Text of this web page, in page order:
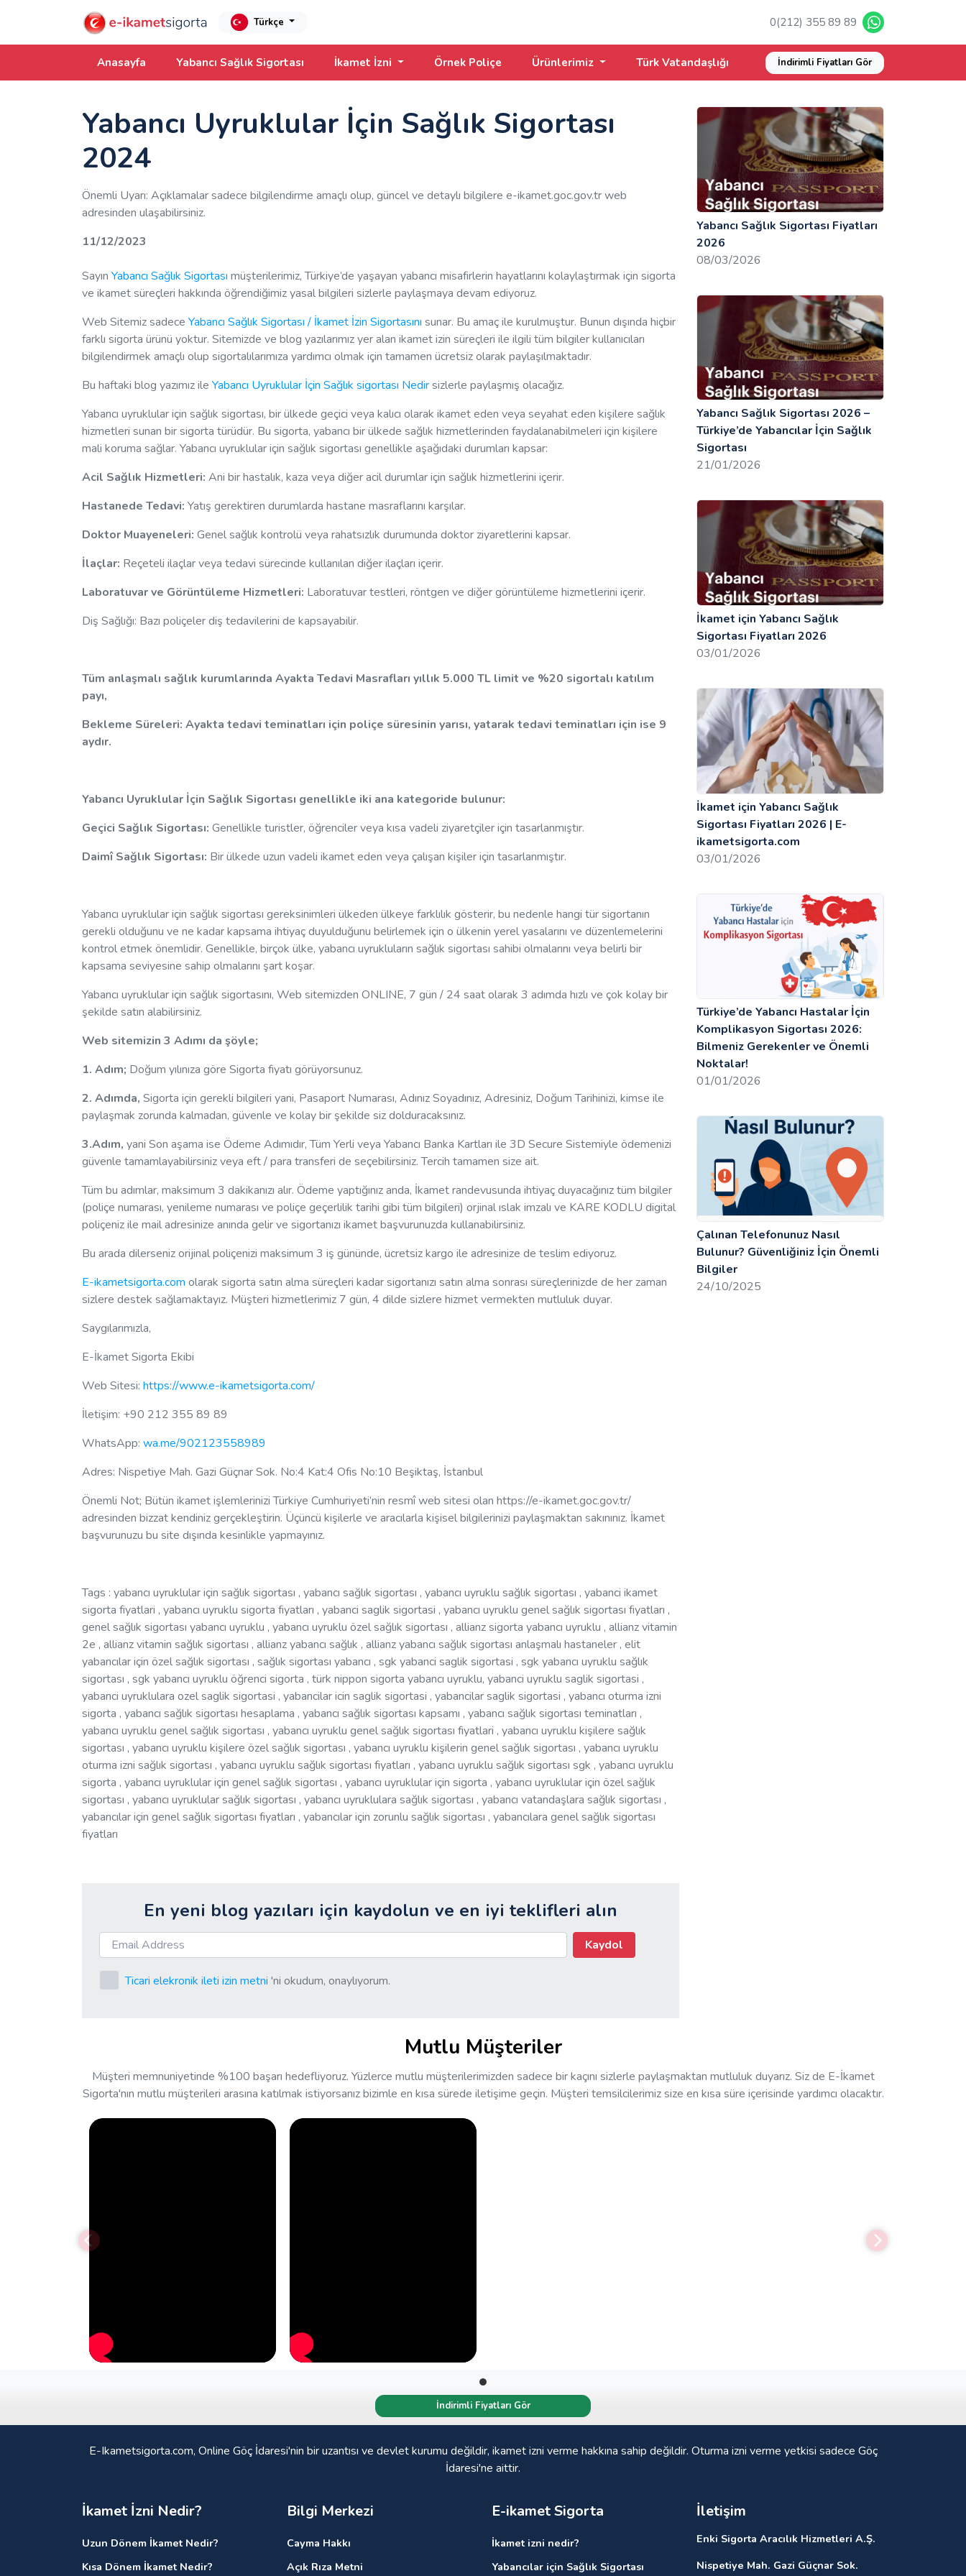
Türkçe 0(212) 355 89 89
Anasayfa Yabancı Sağlık Sigortası İkamet İzni Örnek Poliçe Ürünlerimiz Türk Vatandaşlığı İndirimli Fiyatları Gör
Yabancı Uyruklular İçin Sağlık Sigortası
2024
Önemli Uyarı: Açıklamalar sadece bilgilendirme amaçlı olup, güncel ve detaylı bilgilere e-ikamet.goc.gov.tr web
adresinden ulaşabilirsiniz.
11/12/2023
Sayın Yabancı Sağlık Sigortası müşterilerimiz, Türkiye’de yaşayan yabancı misafirlerin hayatlarını kolaylaştırmak için sigorta
ve ikamet süreçleri hakkında öğrendiğimiz yasal bilgileri sizlerle paylaşmaya devam ediyoruz.
Web Sitemiz sadece Yabancı Sağlık Sigortası / İkamet İzin Sigortasını sunar. Bu amaç ile kurulmuştur. Bunun dışında hiçbir
farklı sigorta ürünü yoktur. Sitemizde ve blog yazılarımız yer alan ikamet izin süreçleri ile ilgili tüm bilgiler kullanıcıları
bilgilendirmek amaçlı olup sigortalılarımıza yardımcı olmak için tamamen ücretsiz olarak paylaşılmaktadır.
Bu haftaki blog yazımız ile Yabancı Uyruklular İçin Sağlık sigortası Nedirsizlerle paylaşmış olacağız.
Yabancı uyruklular için sağlık sigortası, bir ülkede geçici veya kalıcı olarak ikamet eden veya seyahat eden kişilere sağlık
hizmetleri sunan bir sigorta türüdür. Bu sigorta, yabancı bir ülkede sağlık hizmetlerinden faydalanabilmeleri için kişilere
mali koruma sağlar. Yabancı uyruklular için sağlık sigortası genellikle aşağıdaki durumları kapsar:
Acil Sağlık Hizmetleri: Ani bir hastalık, kaza veya diğer acil durumlar için sağlık hizmetlerini içerir.
Hastanede Tedavi: Yatış gerektiren durumlarda hastane masraflarını karşılar.
Doktor Muayeneleri: Genel sağlık kontrolü veya rahatsızlık durumunda doktor ziyaretlerini kapsar.
İlaçlar: Reçeteli ilaçlar veya tedavi sürecinde kullanılan diğer ilaçları içerir.
Laboratuvar ve Görüntüleme Hizmetleri: Laboratuvar testleri, röntgen ve diğer görüntüleme hizmetlerini içerir.
Diş Sağlığı: Bazı poliçeler diş tedavilerini de kapsayabilir.
Tüm anlaşmalı sağlık kurumlarında Ayakta Tedavi Masrafları yıllık 5.000 TL limit ve %20 sigortalı katılım
payı,
Bekleme Süreleri: Ayakta tedavi teminatları için poliçe süresinin yarısı, yatarak tedavi teminatları için ise 9
aydır.
Yabancı Uyruklular İçin Sağlık Sigortası genellikle iki ana kategoride bulunur:
Geçici Sağlık Sigortası: Genellikle turistler, öğrenciler veya kısa vadeli ziyaretçiler için tasarlanmıştır.
Daimî Sağlık Sigortası: Bir ülkede uzun vadeli ikamet eden veya çalışan kişiler için tasarlanmıştır.
Yabancı uyruklular için sağlık sigortası gereksinimleri ülkeden ülkeye farklılık gösterir, bu nedenle hangi tür sigortanın
gerekli olduğunu ve ne kadar kapsama ihtiyaç duyulduğunu belirlemek için o ülkenin yerel yasalarını ve düzenlemelerini
kontrol etmek önemlidir. Genellikle, birçok ülke, yabancı uyrukluların sağlık sigortası sahibi olmalarını veya belirli bir
kapsama seviyesine sahip olmalarını şart koşar.
Yabancı uyruklular için sağlık sigortasını, Web sitemizden ONLINE, 7 gün / 24 saat olarak 3 adımda hızlı ve çok kolay bir
şekilde satın alabilirsiniz.
Web sitemizin 3 Adımı da şöyle;
1. Adım; Doğum yılınıza göre Sigorta fiyatı görüyorsunuz.
2. Adımda, Sigorta için gerekli bilgileri yani, Pasaport Numarası, Adınız Soyadınız, Adresiniz, Doğum Tarihinizi, kimse ile
paylaşmak zorunda kalmadan, güvenle ve kolay bir şekilde siz dolduracaksınız.
3.Adım, yani Son aşama ise Ödeme Adımıdır, Tüm Yerli veya Yabancı Banka Kartları ile 3D Secure Sistemiyle ödemenizi
güvenle tamamlayabilirsiniz veya eft / para transferi de seçebilirsiniz. Tercih tamamen size ait.
Tüm bu adımlar, maksimum 3 dakikanızı alır. Ödeme yaptığınız anda, İkamet randevusunda ihtiyaç duyacağınız tüm bilgiler
(poliçe numarası, yenileme numarası ve poliçe geçerlilik tarihi gibi tüm bilgileri) orjinal ıslak imzalı ve KARE KODLU digital
poliçeniz ile mail adresinize anında gelir ve sigortanızı ikamet başvurunuzda kullanabilirsiniz.
Bu arada dilerseniz orijinal poliçenizi maksimum 3 iş gününde, ücretsiz kargo ile adresinize de teslim ediyoruz.
E-ikametsigorta.com olarak sigorta satın alma süreçleri kadar sigortanızı satın alma sonrası süreçlerinizde de her zaman
sizlere destek sağlamaktayız. Müşteri hizmetlerimiz 7 gün, 4 dilde sizlere hizmet vermekten mutluluk duyar.
Saygılarımızla,
E-İkamet Sigorta Ekibi
Web Sitesi: https://www.e-ikametsigorta.com/
İletişim: +90 212 355 89 89
WhatsApp: wa.me/902123558989
Adres: Nispetiye Mah. Gazi Güçnar Sok. No:4 Kat:4 Ofis No:10 Beşiktaş, İstanbul
Önemli Not; Bütün ikamet işlemlerinizi Türkiye Cumhuriyeti’nin resmî web sitesi olan https://e-ikamet.goc.gov.tr/
adresinden bizzat kendiniz gerçekleştirin. Üçüncü kişilerle ve aracılarla kişisel bilgilerinizi paylaşmaktan sakınınız. İkamet
başvurunuzu bu site dışında kesinlikle yapmayınız.
Tags : yabancı uyruklular için sağlık sigortası , yabancı sağlık sigortası , yabancı uyruklu sağlık sigortası , yabanci ikamet
sigorta fiyatlari , yabancı uyruklu sigorta fiyatları , yabanci saglik sigortasi , yabancı uyruklu genel sağlık sigortası fiyatları ,
genel sağlık sigortası yabancı uyruklu , yabancı uyruklu özel sağlık sigortası , allianz sigorta yabancı uyruklu , allianz vitamin
2e , allianz vitamin sağlık sigortası , allianz yabancı sağlık , allianz yabancı sağlık sigortası anlaşmalı hastaneler , elit
yabancılar için özel sağlık sigortası , sağlık sigortası yabancı , sgk yabanci saglik sigortasi , sgk yabancı uyruklu sağlık
sigortası , sgk yabancı uyruklu öğrenci sigorta , türk nippon sigorta yabancı uyruklu, yabanci uyruklu saglik sigortasi ,
yabanci uyruklulara ozel saglik sigortasi , yabancilar icin saglik sigortasi , yabancilar saglik sigortasi , yabancı oturma izni
sigorta , yabancı sağlık sigortası hesaplama , yabancı sağlık sigortası kapsamı , yabancı sağlık sigortası teminatları ,
yabancı uyruklu genel sağlık sigortası , yabancı uyruklu genel sağlık sigortası fiyatlari , yabancı uyruklu kişilere sağlık
sigortası , yabancı uyruklu kişilere özel sağlık sigortası , yabancı uyruklu kişilerin genel sağlık sigortası , yabancı uyruklu
oturma izni sağlık sigortası , yabancı uyruklu sağlık sigortası fiyatları , yabancı uyruklu sağlık sigortası sgk , yabancı uyruklu
sigorta , yabancı uyruklular için genel sağlık sigortası , yabancı uyruklular için sigorta , yabancı uyruklular için özel sağlık
sigortası , yabancı uyruklular sağlık sigortası , yabancı uyruklulara sağlık sigortası , yabancı vatandaşlara sağlık sigortası ,
yabancılar için genel sağlık sigortası fiyatları , yabancılar için zorunlu sağlık sigortası , yabancılara genel sağlık sigortası
fiyatları
En yeni blog yazıları için kaydolun ve en iyi teklifleri alın
Kaydol
Ticari elekronik ileti izin metni 'ni okudum, onaylıyorum.
Yabancı Sağlık Sigortası Fiyatları
2026
08/03/2026
Yabancı Sağlık Sigortası 2026 –
Türkiye’de Yabancılar İçin Sağlık
Sigortası
21/01/2026
İkamet için Yabancı Sağlık
Sigortası Fiyatları 2026
03/01/2026
İkamet için Yabancı Sağlık
Sigortası Fiyatları 2026 | E-
ikametsigorta.com
03/01/2026
Türkiye’de Yabancı Hastalar İçin
Komplikasyon Sigortası 2026:
Bilmeniz Gerekenler ve Önemli
Noktalar!
01/01/2026
Çalınan Telefonunuz Nasıl
Bulunur? Güvenliğiniz İçin Önemli
Bilgiler
24/10/2025
Mutlu Müşteriler
Müşteri memnuniyetinde %100 başarı hedefliyoruz. Yüzlerce mutlu müşterilerimizden sadece bir kaçını sizlerle paylaşmaktan mutluluk duyarız. Siz de E-İkamet
Sigorta'nın mutlu müşterileri arasına katılmak istiyorsanız bizimle en kısa sürede iletişime geçin. Müşteri temsilcilerimiz size en kısa süre içerisinde yardımcı olacaktır.
İndirimli Fiyatları Gör
E-Ikametsigorta.com, Online Göç İdaresi'nin bir uzantısı ve devlet kurumu değildir, ikamet izni verme hakkına sahip değildir. Oturma izni verme yetkisi sadece Göç
İdaresi'ne aittir.
İkamet İzni Nedir?
Uzun Dönem İkamet Nedir?
Kısa Dönem İkamet Nedir?
Bilgi Merkezi
Cayma Hakkı
Açık Rıza Metni
E-ikamet Sigorta
İkamet izni nedir?
Yabancılar için Sağlık Sigortası
İletişim
Enki Sigorta Aracılık Hizmetleri A.Ş.
Nispetiye Mah. Gazi Güçnar Sok.